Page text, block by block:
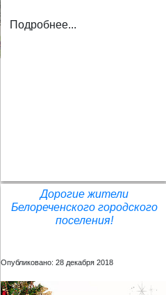
Подробнее...
Дорогие жители
Белореченского городского
поселения!
Опубликовано: 28 декабря 2018